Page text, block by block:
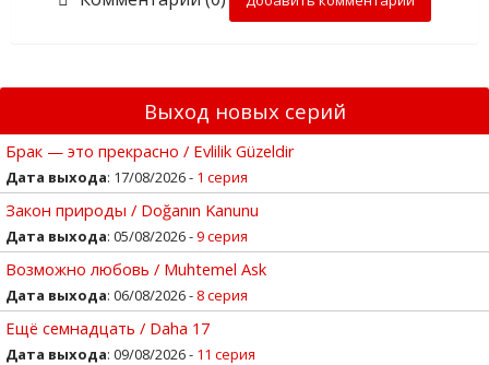
Выход новых серий
Брак — это прекрасно / Evlilik Güzeldir
Дата выхода: 17/08/2026 - 1 серия
Закон природы / Doğanın Kanunu
Дата выхода: 05/08/2026 -9 серия
Возможно любовь / Muhtemel Ask
Дата выхода: 06/08/2026 - 8 серия
Ещё семнадцать / Daha 17
Дата выхода: 09/08/2026 - 11 серия